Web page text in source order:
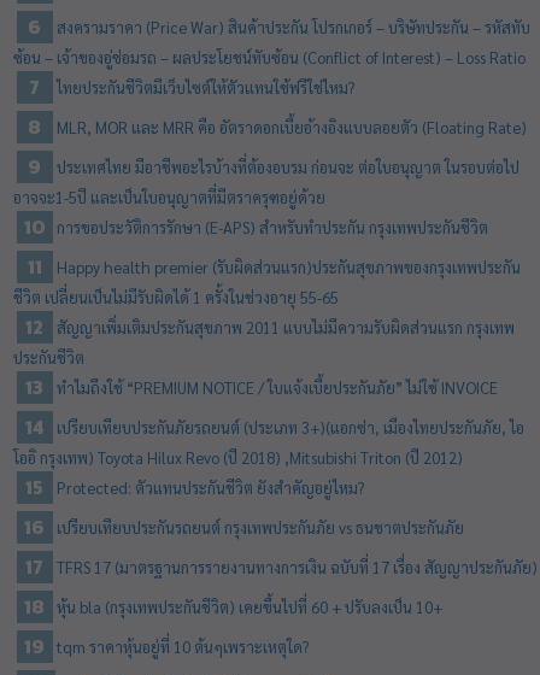
สงครามราคา (Price War) สินค้าประกัน โปรกเกอร์ – บริษัทประกัน – รหัสทับ
ซ้อน – เจ้าของอู่ซ่อมรถ – ผลประโยชน์ทับซ้อน (Conflict of Interest) – Loss Ratio
ไทยประกันชีวิตมีเว็บไซต์ให้ตัวแทนใช้ฟรีใช่ไหม?
MLR, MOR และ MRR คือ อัตราดอกเบี้ยอ้างอิงแบบลอยตัว (Floating Rate)
ประเทศไทย มีอาชีพอะไรบ้างที่ต้องอบรม ก่อนจะ ต่อใบอนุญาต ในรอบต่อไป
อาจจะ1-5ปี และเป็นใบอนุญาตที่มีตราครุฑอยู่ด้วย
การขอประวัติการรักษา (E-APS) สำหรับทำประกัน กรุงเทพประกันชีวิต
Happy health premier (รับผิดส่วนแรก)​ประกันสุขภาพของกรุงเทพประกัน
ชีวิต เปลี่ยนเป็นไม่มีรับผิดได้ 1 ครั้งในช่วงอายุ 55-65
สัญญาเพิ่มเติมประกันสุขภาพ 2011 แบบไม่มีความรับผิดส่วนแรก กรุงเทพ
ประกันชีวิต
ทำไมถึงใช้ “PREMIUM NOTICE / ใบแจ้งเบี้ยประกันภัย” ไม่ใช้ INVOICE
เปรียบเทียบประกันภัยรถยนต์ (ประเภท 3+)(แอกซ่า, เมืองไทยประกันภัย, ไอ
โออิ กรุงเทพ) Toyota Hilux Revo (ปี 2018) ,Mitsubishi Triton (ปี 2012)
Protected: ตัวแทนประกันชีวิต ยังสำคัญอยู่ไหม?
เปรียบเทียบประกันรถยนต์ กรุงเทพประกันภัย vs ธนชาตประกันภัย
TFRS 17 (มาตรฐานการรายงานทางการเงิน ฉบับที่ 17 เรื่อง สัญญาประกันภัย)
หุ้น bla (กรุงเทพประกันชีวิต) เคยขึ้นไปที่ 60 + ปรับลงเป็น 10+
tqm ราคาหุ้นอยู่ที่ 10 ต้นๆเพราะเหตุใด?